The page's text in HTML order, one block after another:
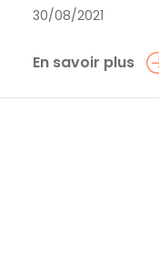
30/08/2021
En savoir plus